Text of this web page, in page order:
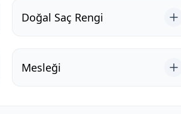
Doğal Saç Rengi
Mesleği